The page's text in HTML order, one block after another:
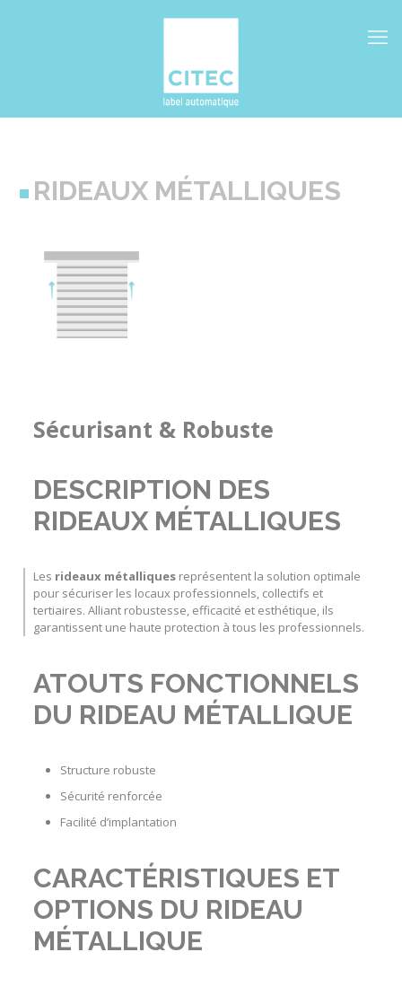
RIDEAUX MÉTALLIQUES
Sécurisant & Robuste
DESCRIPTION DES
RIDEAUX MÉTALLIQUES
Les rideaux métalliquesreprésentent la solution optimale
pour sécuriser les locaux professionnels, collectifs et
tertiaires. Alliant robustesse, efficacité et esthétique, ils
garantissent une haute protection à tous les professionnels.
ATOUTS FONCTIONNELS
DU RIDEAU MÉTALLIQUE
Structure robuste
Sécurité renforcée
Facilité d’implantation
CARACTÉRISTIQUES ET
OPTIONS DU RIDEAU
MÉTALLIQUE